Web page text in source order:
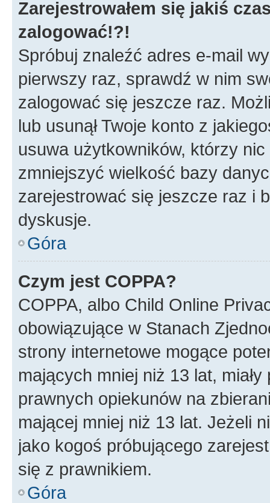
Zarejestrowałem się jakiś
zalogować!?!
Spróbuj znaleźć adres e-mail
pierwszy raz, sprawdź w nim
zalogować się jeszcze raz.
lub usunął Twoje konto z
usuwa użytkowników, którzy
zmniejszyć wielkość bazy
zarejestrować się jeszcze raz i
dyskusje.
Góra
Czym jest COPPA?
COPPA, albo Child Online
obowiązujące w Stanach
strony internetowe mogące
mających mniej niż 13 lat,
prawnych opiekunów na
mającej mniej niż 13 lat. Jeżeli
jako kogoś próbującego
się z prawnikiem.
Góra